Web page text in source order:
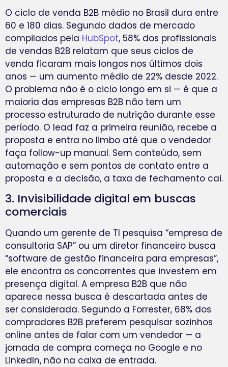
O ciclo de venda B2B médio no Brasil dura entre
60 e 180 dias. Segundo dados de mercado
compilados pela HubSpot, 58% dos profissionais
de vendas B2B relatam que seus ciclos de
venda ficaram mais longos nos últimos dois
anos — um aumento médio de 22% desde 2022.
O problema não é o ciclo longo em si — é que a
maioria das empresas B2B não tem um
processo estruturado de nutrição durante esse
período. O lead faz a primeira reunião, recebe a
proposta e entra no limbo até que o vendedor
faça follow-up manual. Sem conteúdo, sem
automação e sem pontos de contato entre a
proposta e a decisão, a taxa de fechamento cai.
3. Invisibilidade digital em buscas
comerciais
Quando um gerente de TI pesquisa “empresa de
consultoria SAP” ou um diretor financeiro busca
“software de gestão financeira para empresas”,
ele encontra os concorrentes que investem em
presença digital. A empresa B2B que não
aparece nessa busca é descartada antes de
ser considerada. Segundo a Forrester, 68% dos
compradores B2B preferem pesquisar sozinhos
online antes de falar com um vendedor — a
jornada de compra começa no Google e no
LinkedIn, não na caixa de entrada.